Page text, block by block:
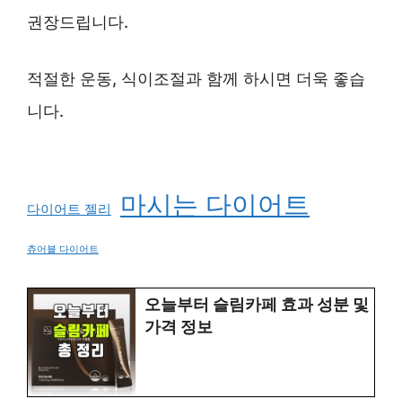
권장드립니다.
적절한 운동, 식이조절과 함께 하시면 더욱 좋습
니다.
다이어트 젤리 마시는 다이어트
츄어블 다이어트
오늘부터 슬림카페 효과 성분 및
가격 정보